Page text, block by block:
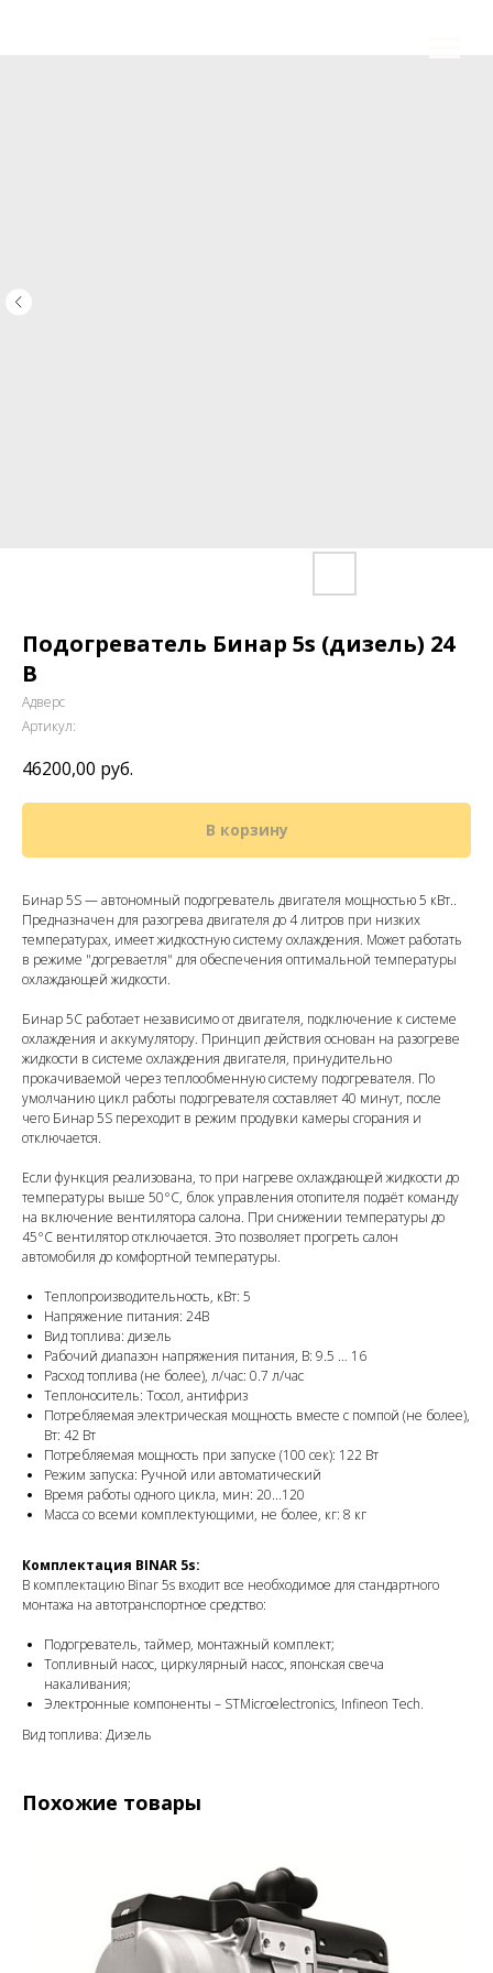
Подогреватель Бинар 5s (дизель) 24
В
Адверс
Артикул:
46200,00 руб.
В корзину
Бинар 5S — автономный подогреватель двигателя мощностью 5 кВт..
Предназначен для разогрева двигателя до 4 литров при низких
температурах, имеет жидкостную систему охлаждения. Может работать
в режиме "догреваетля" для обеспечения оптимальной температуры
охлаждающей жидкости.
Бинар 5С работает независимо от двигателя, подключение к системе
охлаждения и аккумулятору. Принцип действия основан на разогреве
жидкости в системе охлаждения двигателя, принудительно
прокачиваемой через теплообменную систему подогревателя. По
умолчанию цикл работы подогревателя составляет 40 минут, после
чего Бинар 5S переходит в режим продувки камеры сгорания и
отключается.
Если функция реализована, то при нагреве охлаждающей жидкости до
температуры выше 50°С, блок управления отопителя подаёт команду
на включение вентилятора салона. При снижении температуры до
45°C вентилятор отключается. Это позволяет прогреть салон
автомобиля до комфортной температуры.
Теплопроизводительность, кВт: 5
Напряжение питания: 24В
Вид топлива: дизель
Рабочий диапазон напряжения питания, В: 9.5 … 16
Расход топлива (не более), л/час: 0.7 л/час
Теплоноситель: Тосол, антифриз
Потребляемая электрическая мощность вместе с помпой (не более),
Вт: 42 Вт
Потребляемая мощность при запуске (100 сек): 122 Вт
Режим запуска: Ручной или автоматический
Время работы одного цикла, мин: 20...120
Масса со всеми комплектующими, не более, кг: 8 кг
Комплектация BINAR 5s:
В комплектацию Binar 5s входит все необходимое для стандартного
монтажа на автотранспортное средство:
Подогреватель, таймер, монтажный комплект;
Топливный насос, циркулярный насос, японская свеча
накаливания;
Электронные компоненты – STMicroelectronics, Infineon Tech.
Вид топлива: Дизель
Похожие товары